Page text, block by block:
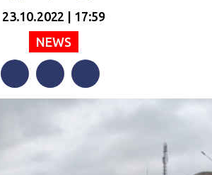
23.10.2022 | 17:59
NEWS
FacebookTwitterTelegram